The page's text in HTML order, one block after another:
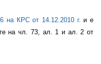
на КРС от 14.12.2010 г. и е
на чл. 73, ал. 1 и ал. 2 от